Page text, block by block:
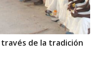
través de la tradición